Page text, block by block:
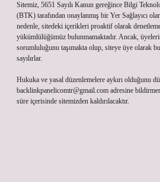
Sitemiz, 5651 Sayılı Kanun gereğince Bilgi
(BTK) tarafından onaylanmış bir Yer Sağlayıcı
nedenle, sitedeki içerikleri proaktif olarak
yükümlülüğümüz bulunmamaktadır. Ancak,
sorumluluğunu taşımakta olup, siteye üye olarak
sayılırlar.
Hukuka ve yasal düzenlemelere aykırı olduğunu
backlinkpanelicomtr@gmail.com adresine
süre içerisinde sitemizden kaldırılacaktır.